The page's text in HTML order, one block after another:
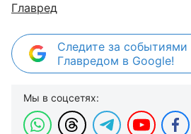
Главред
Следите за событиями
Главредом в Google!
Мы в соцсетях: